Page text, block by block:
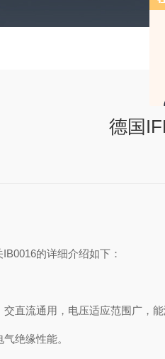
德国
的详细介绍如下：
直流通用，电压适应范围广，
绝缘性能。